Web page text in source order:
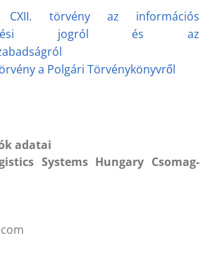
törvény az információs
jogról és az
a Polgári Törvénykönyvről
adatai
Systems Hungary Csomag-